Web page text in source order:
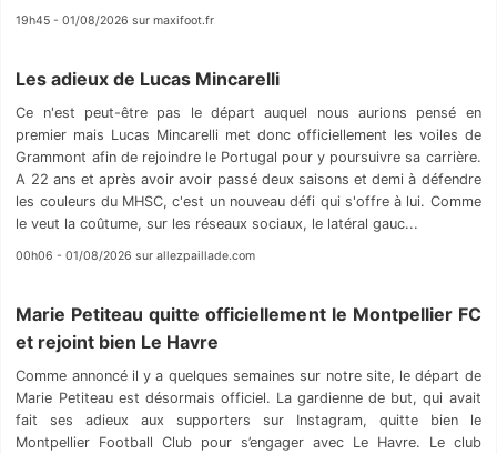
19h45 - 01/08/2026 sur maxifoot.fr
Les adieux de Lucas Mincarelli
Ce n'est peut-être pas le départ auquel nous aurions pensé en
premier mais Lucas Mincarelli met donc officiellement les voiles de
Grammont afin de rejoindre le Portugal pour y poursuivre sa carrière.
A 22 ans et après avoir avoir passé deux saisons et demi à défendre
les couleurs du MHSC, c'est un nouveau défi qui s'offre à lui. Comme
le veut la coûtume, sur les réseaux sociaux, le latéral gauc...
00h06 - 01/08/2026 sur allezpaillade.com
Marie Petiteau quitte officiellement le Montpellier FC
et rejoint bien Le Havre
Comme annoncé il y a quelques semaines sur notre site, le départ de
Marie Petiteau est désormais officiel. La gardienne de but, qui avait
fait ses adieux aux supporters sur Instagram, quitte bien le
Montpellier Football Club pour s’engager avec Le Havre. Le club